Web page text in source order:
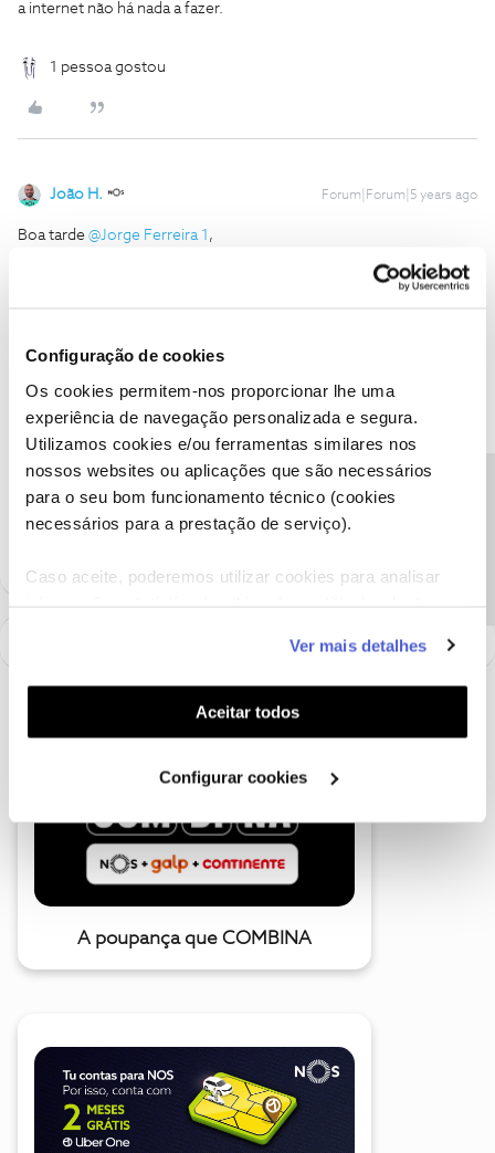
Configuração de cookies
Os cookies permitem-nos proporcionar lhe uma
experiência de navegação personalizada e segura.
Utilizamos cookies e/ou ferramentas similares nos
nossos websites ou aplicações que são necessários
para o seu bom funcionamento técnico (cookies
necessários para a prestação de serviço).
Caso aceite, poderemos utilizar cookies para analisar
funcionalidades (cookies de personalização e
funcionalidade) e adaptar anúncios aos seus interesses
(cookies de publicidade personalizada). Pode gerir a
utilização dos cookies clicando em "Configurar
Ver mais detalhes
Aceitar todos
Configurar cookies
a internet não há nada a fazer.
1 pessoa gostou
João H. Forum|Forum|5 years ago
Boa tarde @Jorge Ferreira 1 ,
telemóvel, para o perfil@Fórum
Obrigado
Ajude a comunidade a encontrar informação relevante. Marque
como "Melhor Resposta" e faça "Like" nos melhores comentários.
Siga os perfis da moderação, através da opção "Seguir", para estar
sempre a par das ultimas novidades.
A poupança que COMBINA